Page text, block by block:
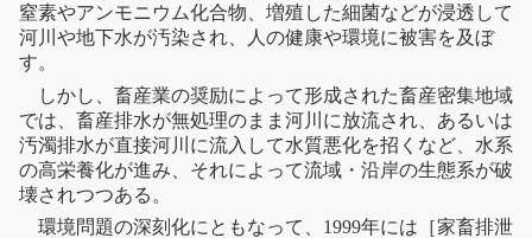
窒素やアンモニウム化合物、増殖した細菌などが浸透して
河川 や地下水が汚染され、人の健康や環境に被害を及ぼ
す。
しかし、畜産業の奨励によって形成された畜産密集地域
では、畜産排水が無処理のまま 河川 に放流され、あるいは
汚濁排水が直接河川 に流入して水質悪化を招くなど、水系
の高栄養化が進み、それによって流域・沿岸の生態系が破
壊されつつある。
環境問題の深刻化にともなって、1999年には［家畜排泄